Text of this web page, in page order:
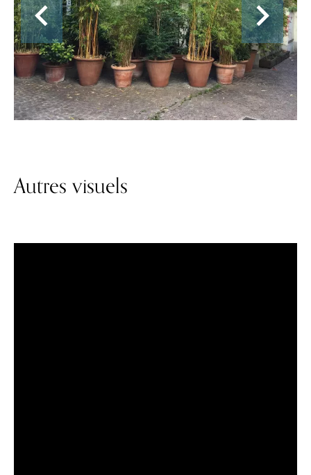
Autres visuels